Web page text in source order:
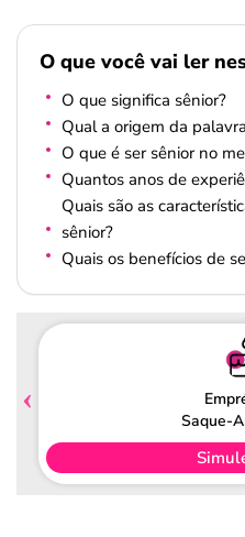
O que você vai ler
O que significa sênior?
Qual a origem da
O que é ser sênior no
Quantos anos de
Quais são as
sênior?
Quais os benefícios de
Saque-